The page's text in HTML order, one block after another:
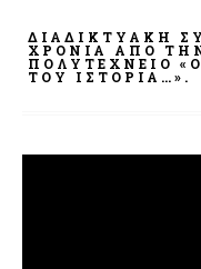
ΔΙΑΔΙΚΤΥΑΚΉ
ΧΡΌΝΙΑ ΑΠΌ
ΠΟΛΥΤΕΧΝΕΊΟ
ΤΟΥ ΙΣΤΟΡΊΑ…».